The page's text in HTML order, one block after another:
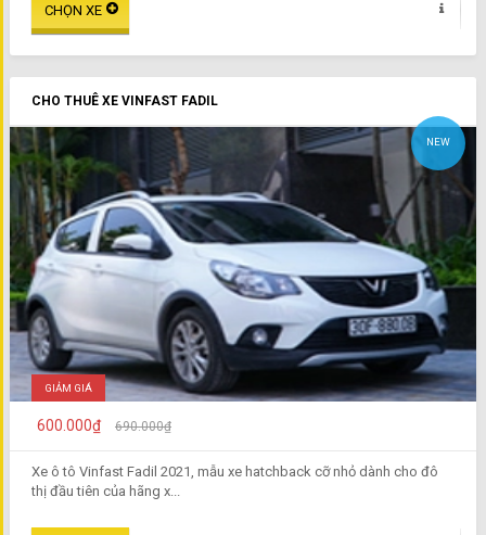
CHO THUÊ XE VINFAST FADIL
NEW
GIẢM GIÁ
600.000₫ 690.000₫
Xe ô tô Vinfast Fadil 2021, mẫu xe hatchback cỡ nhỏ dành cho đô
thị đầu tiên của hãng x...